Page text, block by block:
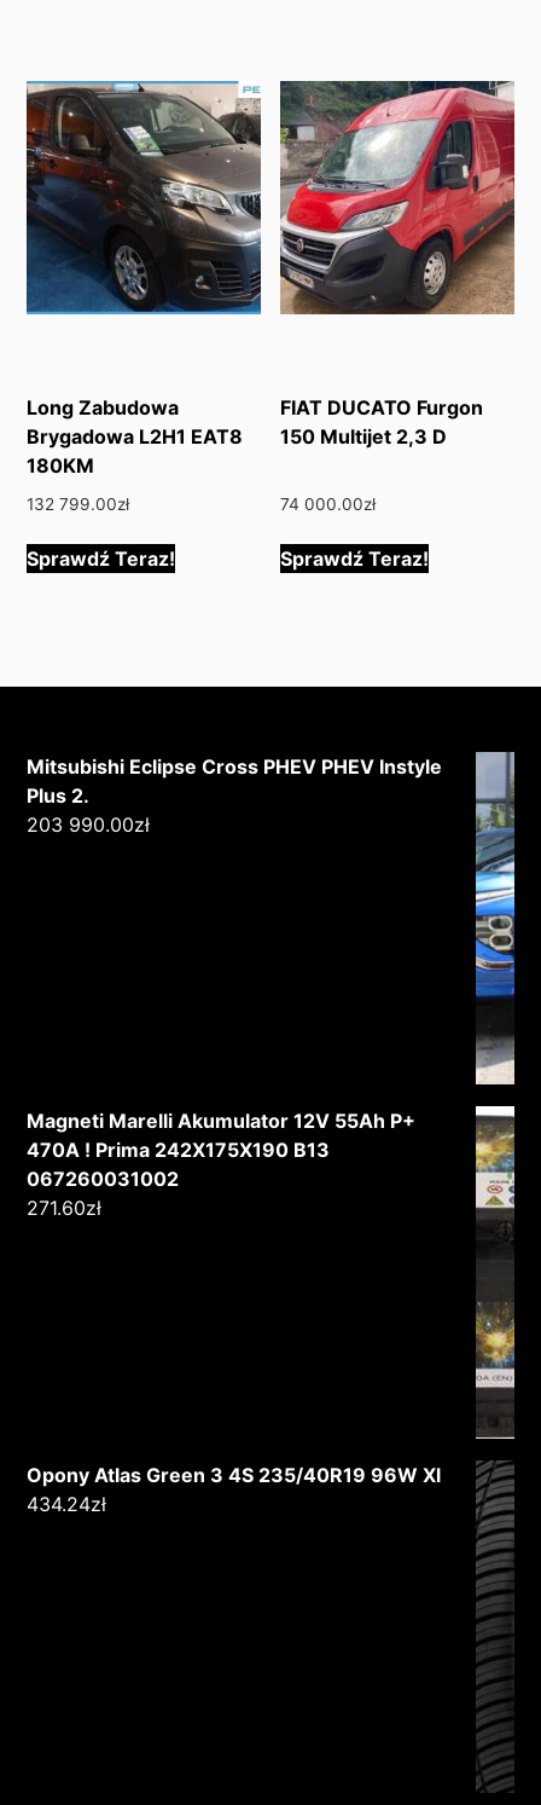
Long Zabudowa
Brygadowa L2H1 EAT8
180KM
132 799.00zł
Sprawdź Teraz!
FIAT DUCATO Furgon
150 Multijet 2,3 D
74 000.00zł
Sprawdź Teraz!
Mitsubishi Eclipse Cross PHEV PHEV Instyle
Plus 2.
203 990.00zł
Magneti Marelli Akumulator 12V 55Ah P+
470A ! Prima 242X175X190 B13
067260031002
271.60zł
Opony Atlas Green 3 4S 235/40R19 96W Xl
434.24zł